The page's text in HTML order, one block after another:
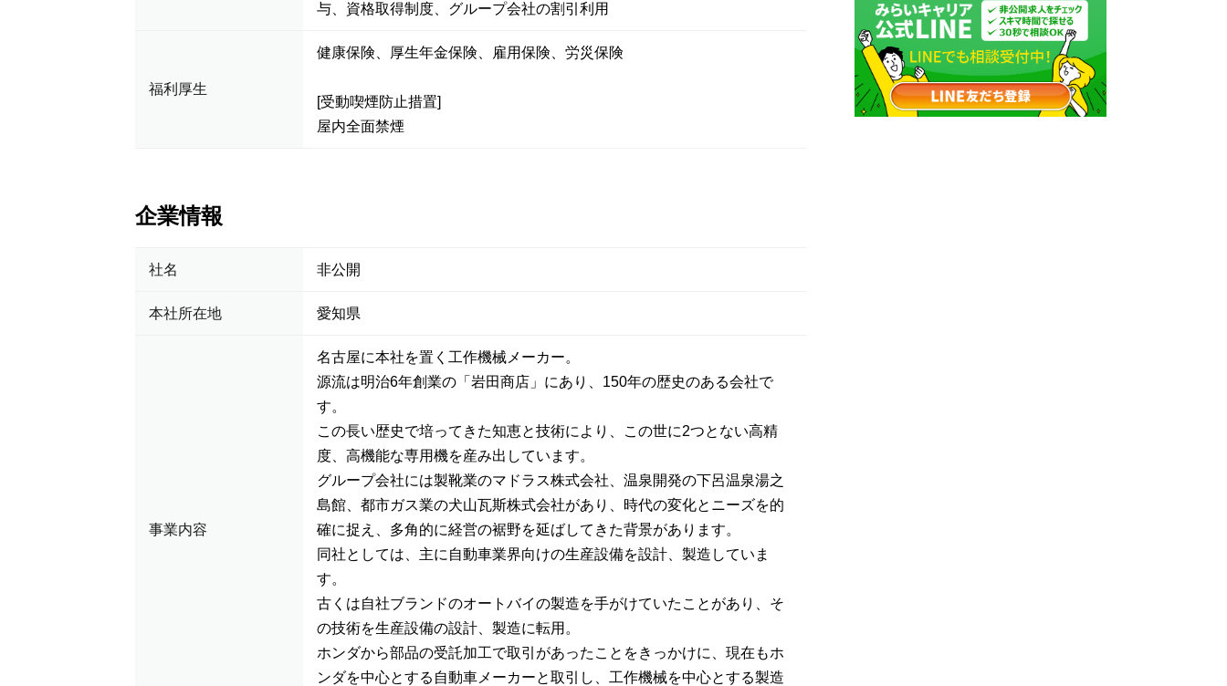
与、資格取得制度、グループ会社の割引利用
福利厚生
健康保険、厚生年金保険、雇用保険、労災保険
[受動喫煙防止措置]
屋内全面禁煙
企業情報
社名 非公開
本社所在地 愛知県
事業内容
名古屋に本社を置く工作機械メーカー。
源流は明治6年創業の「岩田商店」にあり、150年の歴史のある会社で
す。
この長い歴史で培ってきた知恵と技術により、この世に2つとない高精
度、高機能な専用機を産み出しています。
グループ会社には製靴業のマドラス株式会社、温泉開発の下呂温泉湯之
島館、都市ガス業の犬山瓦斯株式会社があり、時代の変化とニーズを的
確に捉え、多角的に経営の裾野を延ばしてきた背景があります。
同社としては、主に自動車業界向けの生産設備を設計、製造していま
す。
古くは自社ブランドのオートバイの製造を手がけていたことがあり、そ
の技術を生産設備の設計、製造に転用。
ホンダから部品の受託加工で取引があったことをきっかけに、現在もホ
ンダを中心とする自動車メーカーと取引し、工作機械を中心とする製造